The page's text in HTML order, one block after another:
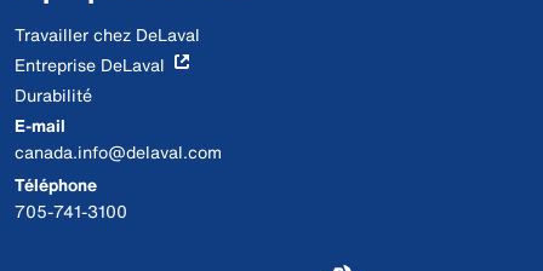
Travailler chez DeLaval
Entreprise DeLaval
Durabilité
E-mail
canada.info@delaval.com
Téléphone
705-741-3100